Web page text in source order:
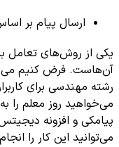
ارسال پیام بر
یکی از روش‌های تعامل
آن‌هاست. فرض کنیم
رشته مهندسی برای
می‌خواهید روز معلم را
پیامکی و افزونه
می‌توانید این کار را